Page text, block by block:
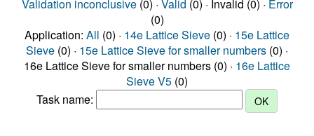
Validation inconclusive(0) · Valid (0) · Invalid (0) · Error
(0)
Application: All (0) · 14e Lattice Sieve (0) · 15e Lattice
Sieve (0) · 15e Lattice Sieve for smaller numbers (0) ·
16e Lattice Sieve for smaller numbers (0) · 16e Lattice
Sieve V5 (0)
Task name: